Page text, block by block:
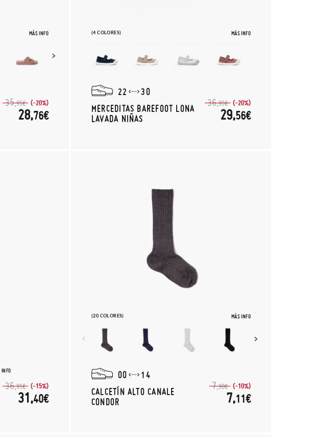
MÁS INFO
35,95€ (-20%)
28,76€
(4 COLORES) MÁS INFO
22
30
MERCEDITAS BAREFOOT LONA
LAVADA NIÑAS
36,95€ (-20%)
29,56€
INFO
36,95€ (-15%)
31,40€
(20 COLORES) MÁS INFO
00
14
CALCETÍN ALTO CANALE
CONDOR
7,90€ (-10%)
7,11€